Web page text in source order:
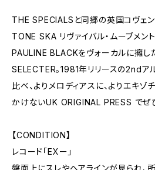
THE SPECIALSと同郷の英国コヴェン
TONE SKA リヴァイバル・ムーブメン
PAULINE BLACKをヴォーカルに擁し
SELECTER。1981年リリースの2ndア
比べ、よりメロディアスに、よりエキ
かけないUK ORIGINAL PRESS でぜ
【CONDITION】
レコード「EXー」
盤面上にスレやヘアラインが見られ、所